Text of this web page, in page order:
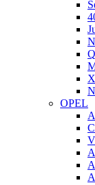
OPEL